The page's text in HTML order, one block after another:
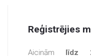
Reģistrējies
Aicinām līdz